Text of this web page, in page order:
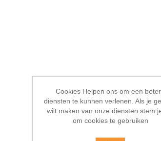
Cookies Helpen ons om een
diensten te kunnen verlenen. Als je
wilt maken van onze diensten stem
om cookies te gebruiken